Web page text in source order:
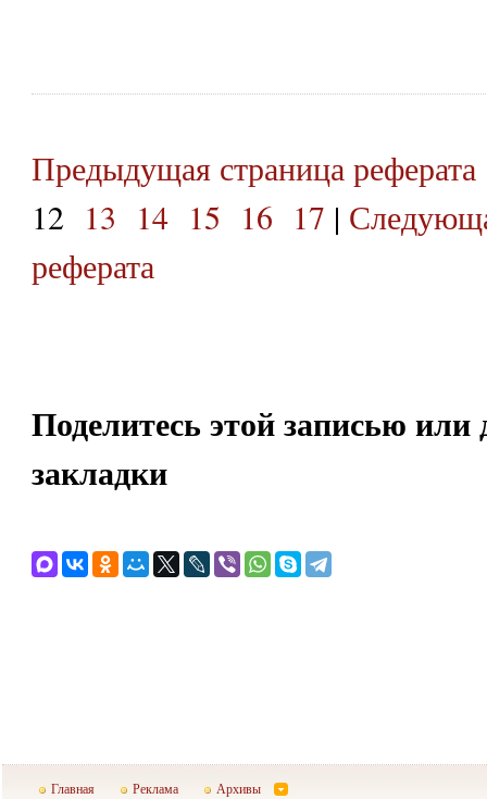
Предыдущая страница реферата
12 13 14 15 16 17 |
реферата
Поделитесь этой записью или
закладки
Главная Реклама Архивы